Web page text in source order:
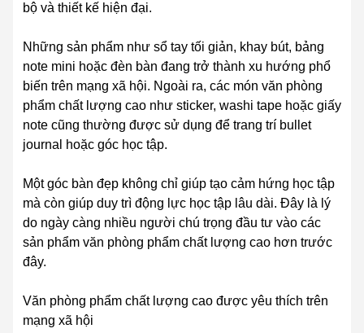
bộ và thiết kế hiện đại.
Những sản phẩm như sổ tay tối giản, khay bút, bảng
note mini hoặc đèn bàn đang trở thành xu hướng phổ
biến trên mạng xã hội. Ngoài ra, các món văn phòng
phẩm chất lượng cao như sticker, washi tape hoặc giấy
note cũng thường được sử dụng để trang trí bullet
journal hoặc góc học tập.
Một góc bàn đẹp không chỉ giúp tạo cảm hứng học tập
mà còn giúp duy trì động lực học tập lâu dài. Đây là lý
do ngày càng nhiều người chú trọng đầu tư vào các
sản phẩm văn phòng phẩm chất lượng cao hơn trước
đây.
Văn phòng phẩm chất lượng cao được yêu thích trên
mạng xã hội